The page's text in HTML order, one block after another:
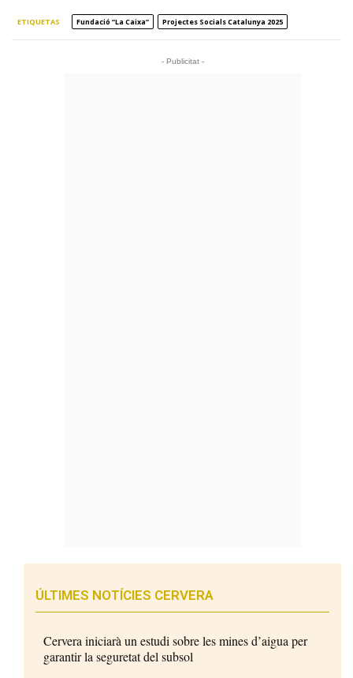
ETIQUETAS Fundació ”la Caixa” Projectes Socials Catalunya 2025
- Publicitat -
ÚLTIMES NOTÍCIES CERVERA
Cervera iniciarà un estudi sobre les mines d’aigua per
garantir la seguretat del subsol